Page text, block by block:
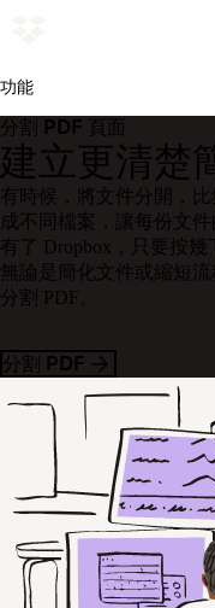
功能
分割 PDF 頁面
建立更清楚
有時候，將文件分開，
成不同檔案，讓每份文件
有了 Dropbox，只要按幾
無論是簡化文件或縮短
分割 PDF。
分割 PDF